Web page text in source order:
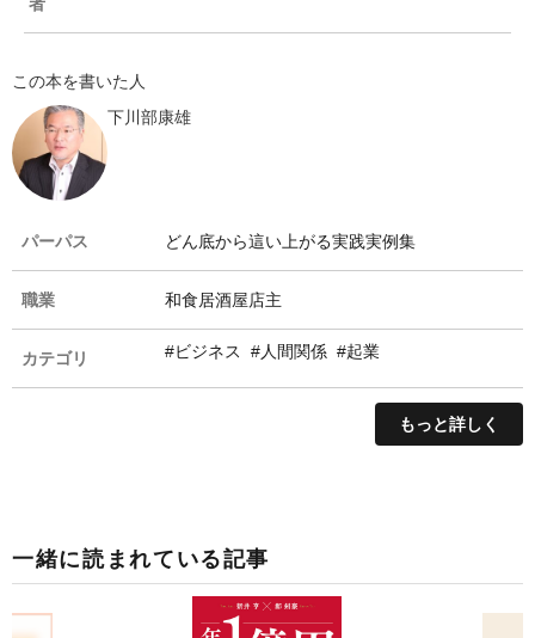
者
この本を書いた人
下川部康雄
パーパス どん底から這い上がる実践実例集
職業 和食居酒屋店主
カテゴリ #ビジネス #人間関係 #起業
もっと詳しく
一緒に読まれている記事